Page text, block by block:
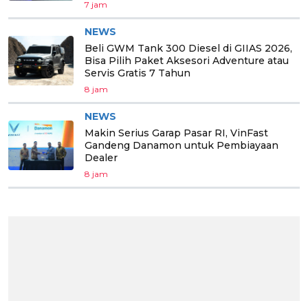
7 jam
NEWS
Beli GWM Tank 300 Diesel di GIIAS 2026,
Bisa Pilih Paket Aksesori Adventure atau
Servis Gratis 7 Tahun
8 jam
NEWS
Makin Serius Garap Pasar RI, VinFast
Gandeng Danamon untuk Pembiayaan
Dealer
8 jam